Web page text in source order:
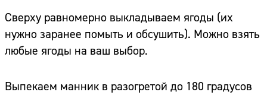
Сверху равномерно выкладываем ягоды (их
нужно заранее помыть и обсушить). Можно взять
любые ягоды на ваш выбор.
Выпекаем манник в разогретой до 180 градусов